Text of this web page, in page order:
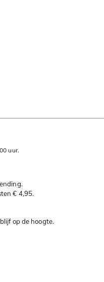
uur.
€ 4,95.
op de hoogte.